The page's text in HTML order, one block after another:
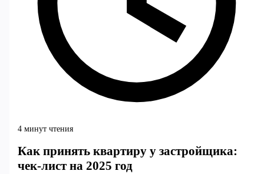
4 минут чтения
Как принять квартиру у застройщика:
чек-лист на 2025 год